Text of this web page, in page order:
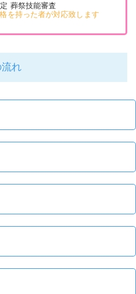
葬祭技能審査
を持った者が対応致します
れ